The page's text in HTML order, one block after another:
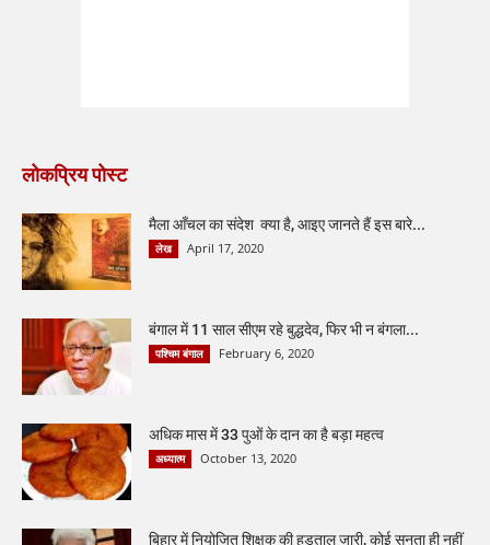
लोकप्रिय पोस्ट
मैला आँचल का संदेश क्या है, आइए जानते हैं इस बारे...
लेख April 17, 2020
बंगाल में 11 साल सीएम रहे बुद्धदेव, फिर भी न बंगला...
पश्चिम बंगाल February 6, 2020
अधिक मास में 33 पुओं के दान का है बड़ा महत्व
अध्यात्म October 13, 2020
बिहार में नियोजित शिक्षक की हड़ताल जारी, कोई सुनता ही नहीं